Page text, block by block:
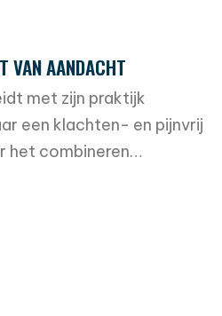
VAN AANDACHT
met zijn praktijk
een klachten- en pijnvrij
het combineren…